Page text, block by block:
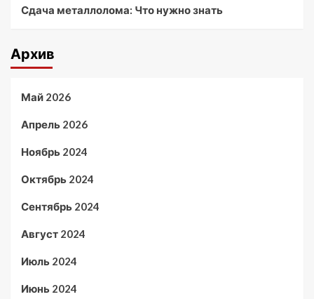
Сдача металлолома: Что нужно знать
Архив
Май 2026
Апрель 2026
Ноябрь 2024
Октябрь 2024
Сентябрь 2024
Август 2024
Июль 2024
Июнь 2024